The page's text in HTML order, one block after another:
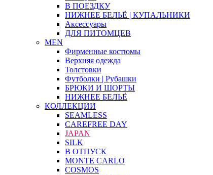
В ПОЕЗДКУ
НИЖНЕЕ БЕЛЬЁ | КУПАЛЬНИКИ
Аксессуары
ДЛЯ ПИТОМЦЕВ
MEN
Фирменные костюмы
Верхняя одежда
Толстовки
Футболки | Рубашки
БРЮКИ И ШОРТЫ
НИЖНЕЕ БЕЛЬЁ
КОЛЛЕКЦИИ
SEAMLESS
CAREFREE DAY
JAPAN
SILK
В ОТПУСК
MONTE CARLO
COSMOS